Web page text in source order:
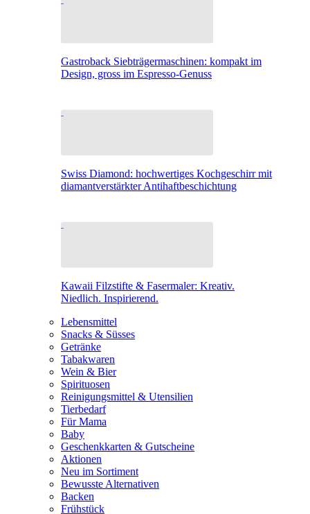
Gastroback Siebträgermaschinen: kompakt im
Design, gross im Espresso-Genuss
Swiss Diamond: hochwertiges Kochgeschirr mit
diamantverstärkter Antihaftbeschichtung
Kawaii Filzstifte & Fasermaler: Kreativ.
Niedlich. Inspirierend.
Lebensmittel
Snacks & Süsses
Getränke
Tabakwaren
Wein & Bier
Spirituosen
Reinigungsmittel & Utensilien
Tierbedarf
Für Mama
Baby
Geschenkkarten & Gutscheine
Aktionen
Neu im Sortiment
Bewusste Alternativen
Backen
Frühstück